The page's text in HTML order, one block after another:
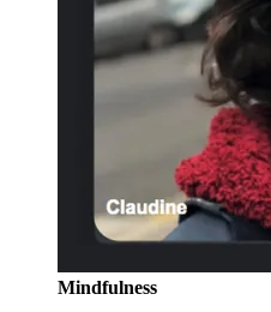
Mindfulness